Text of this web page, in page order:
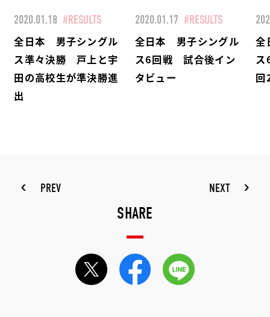
2020.01.18 #RESULTS
全日本 男子シングル
ス準々決勝 戸上と宇
田の高校生が準決勝進
出
2020.01.17 #RESULTS
全日本 男子シングル
ス6回戦 試合後イン
タビュー
全
回
PREV NEXT
SHARE